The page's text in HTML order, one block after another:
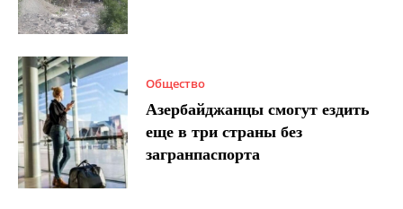
Общество
Азербайджанцы смогут ездить
еще в три страны без
загранпаспорта